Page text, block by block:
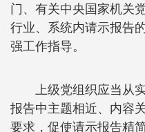
门、有关中央国家机关
行业、系统内请示报告
强工作指导。
上级党组织应当从
报告中主题相近、内容
要求，促使请示报告精简